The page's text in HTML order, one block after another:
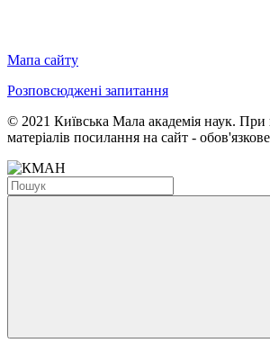
Мапа сайту
Розповсюджені запитання
© 2021 Київська Мала академія наук. При
матеріалів посилання на сайт -